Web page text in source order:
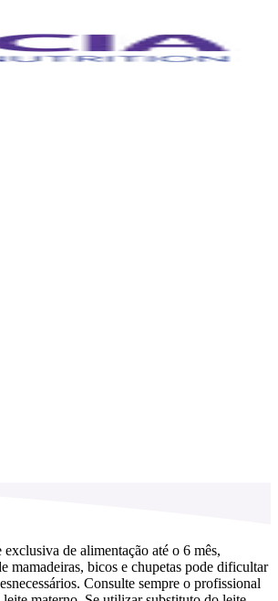
de alimentação até o 6 mês,
mamadeiras, bicos e chupetas pode dificultar
Consulte sempre o profissional